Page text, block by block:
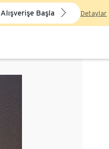
Alışverişe Başla Detaylar